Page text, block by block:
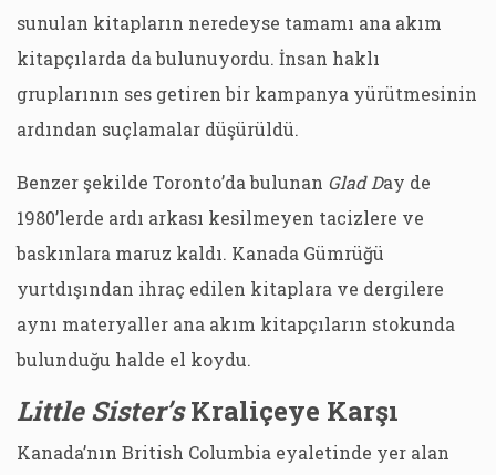
sunulan kitapların neredeyse tamamı ana akım
kitapçılarda da bulunuyordu. İnsan haklı
gruplarının ses getiren bir kampanya yürütmesinin
ardından suçlamalar düşürüldü.
Benzer şekilde Toronto’da bulunan Glad Day de
1980’lerde ardı arkası kesilmeyen tacizlere ve
baskınlara maruz kaldı. Kanada Gümrüğü
yurtdışından ihraç edilen kitaplara ve dergilere
aynı materyaller ana akım kitapçıların stokunda
bulunduğu halde el koydu.
Little Sister’sKraliçeye Karşı
Kanada’nın British Columbia eyaletinde yer alan